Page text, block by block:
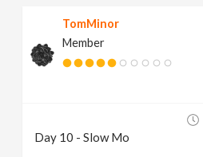
TomMinor
Member
Day 10 - Slow Mo